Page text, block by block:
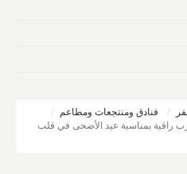
فنادق ومنتجعات ومطاعم
راقية بمناسبة عيد الأضحى في قلب